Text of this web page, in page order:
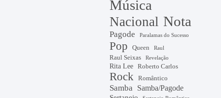
Música
Nacional Nota
Pagode Paralamas do Sucesso
Pop Queen Raul
Raul Seixas Revelação
Rita Lee Roberto Carlos
Rock Romântico
Samba
Samba/Pagode